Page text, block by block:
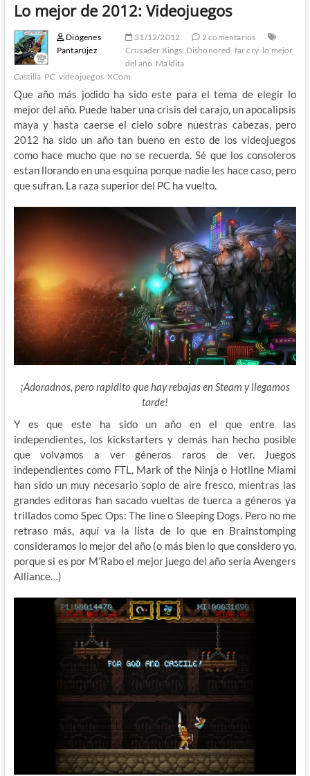
Lo mejor de 2012: Videojuegos
Diógenes
Pantarújez
31/12/2012
2 comentarios
Crusader Kings Dishonored far cry lo mejor
del año Maldita
Castilla PC videojuegos XCom
Que año más jodido ha sido este para el tema de elegir lo
mejor del año. Puede haber una crisis del carajo, un apocalipsis
maya y hasta caerse el cielo sobre nuestras cabezas, pero
2012 ha sido un año tan bueno en esto de los videojuegos
como hace mucho que no se recuerda. Sé que los consoleros
estan llorando en una esquina porque nadie les hace caso, pero
que sufran. La raza superior del PC ha vuelto.
¡Adoradnos, pero rapidito que hay rebajas en Steam y llegamos
tarde!
Y es que este ha sido un año en el que entre las
independientes, los kickstarters y demás han hecho posible
que volvamos a ver géneros raros de ver. Juegos
independientes como FTL, Mark of the Ninja o Hotline Miami
han sido un muy necesario soplo de aire fresco, mientras las
grandes editoras han sacado vueltas de tuerca a géneros ya
trillados como Spec Ops: The line o Sleeping Dogs. Pero no me
retraso más, aquí va la lista de lo que en Brainstomping
consideramos lo mejor del año (o más bien lo que considero yo,
porque si es por M’Rabo el mejor juego del año sería Avengers
Alliance…)